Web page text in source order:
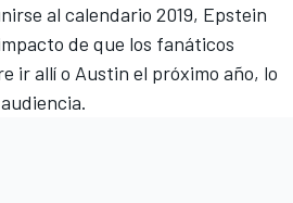
al calendario 2019, Epstein
de que los fanáticos
ir allí o Austin el próximo año, lo